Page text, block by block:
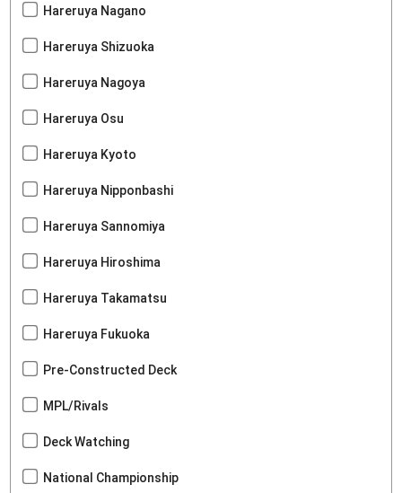
Hareruya Nagano
Hareruya Shizuoka
Hareruya Nagoya
Hareruya Osu
Hareruya Kyoto
Hareruya Nipponbashi
Hareruya Sannomiya
Hareruya Hiroshima
Hareruya Takamatsu
Hareruya Fukuoka
Pre-Constructed Deck
MPL/Rivals
Deck Watching
National Championship